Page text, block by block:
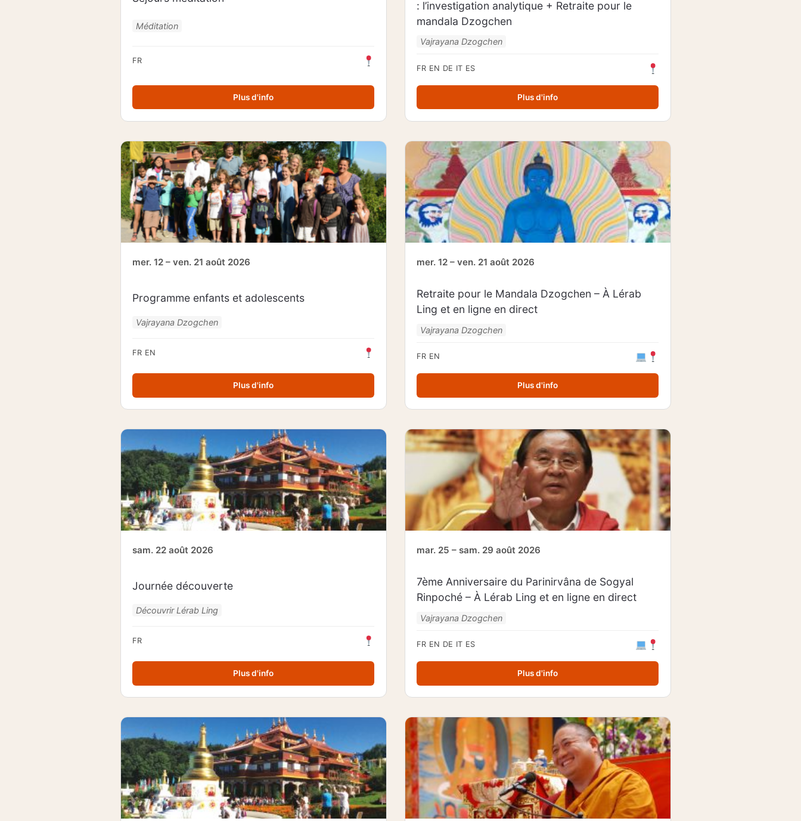
Méditation
FR
Plus d'info
: l’investigation analytique + Retraite pour le
mandala Dzogchen
Vajrayana Dzogchen
FR EN DE IT ES
Plus d'info
mer. 12 – ven. 21 août 2026
Programme enfants et adolescents
Vajrayana Dzogchen
FR EN
Plus d'info
mer. 12 – ven. 21 août 2026
Retraite pour le Mandala Dzogchen – À Lérab
Ling et en ligne en direct
Vajrayana Dzogchen
FR EN
Plus d'info
sam. 22 août 2026
Journée découverte
Découvrir Lérab Ling
FR
Plus d'info
mar. 25 – sam. 29 août 2026
7ème Anniversaire du Parinirvâna de Sogyal
Rinpoché – À Lérab Ling et en ligne en direct
Vajrayana Dzogchen
FR EN DE IT ES
Plus d'info